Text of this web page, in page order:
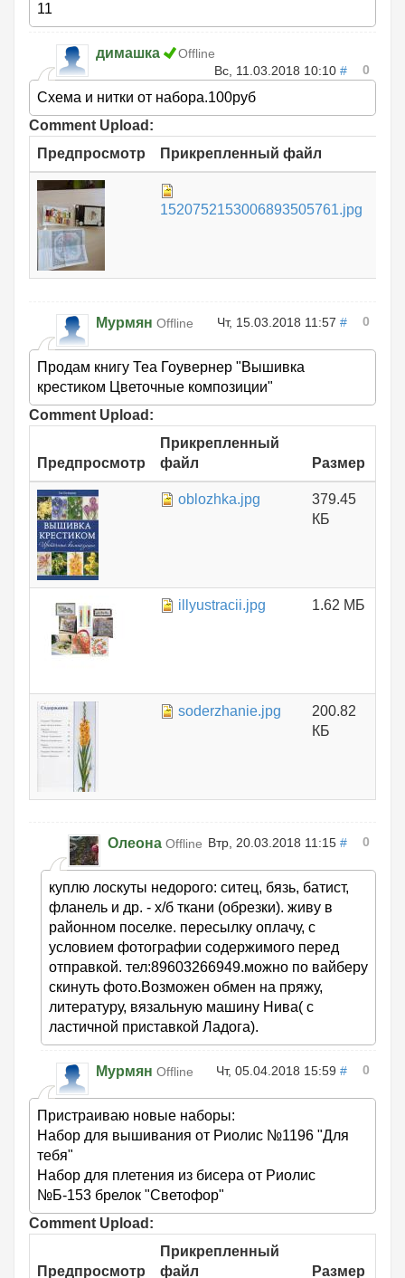
11
димашка
Offline
Вс, 11.03.2018 10:10 # 0
Схема и нитки от набора.100руб
Comment Upload:
Предпросмотр
Прикрепленный файл
1520752153006893505761.jpg
Мурмян Offline Чт, 15.03.2018 11:57 # 0
Продам книгу Теа Гоувернер "Вышивка
крестиком Цветочные композиции"
Comment Upload:
Предпросмотр
Прикрепленный
файл
Размер
oblozhka.jpg
379.45
КБ
illyustracii.jpg 1.62 МБ
soderzhanie.jpg
200.82
КБ
Олеона Offline Втр, 20.03.2018 11:15 # 0
куплю лоскуты недорого: ситец, бязь, батист,
фланель и др. - х/б ткани (обрезки). живу в
районном поселке. пересылку оплачу, с
условием фотографии содержимого перед
отправкой. тел:89603266949.можно по вайберу
скинуть фото.Возможен обмен на пряжу,
литературу, вязальную машину Нива( с
ластичной приставкой Ладога).
Мурмян Offline Чт, 05.04.2018 15:59 # 0
Пристраиваю новые наборы:
Набор для вышивания от Риолис №1196 "Для
тебя"
Набор для плетения из бисера от Риолис
№Б-153 брелок "Светофор"
Comment Upload:
Предпросмотр
Прикрепленный
файл
Размер